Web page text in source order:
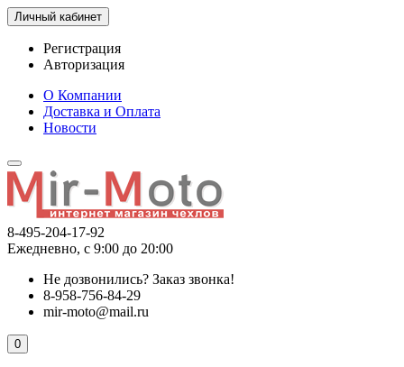
Личный кабинет
Регистрация
Авторизация
О Компании
Доставка и Оплата
Новости
8-495-204-17-92
Ежедневно, с 9:00 до 20:00
Не дозвонились? Заказ звонка!
8-958-756-84-29
mir-moto@mail.ru
0